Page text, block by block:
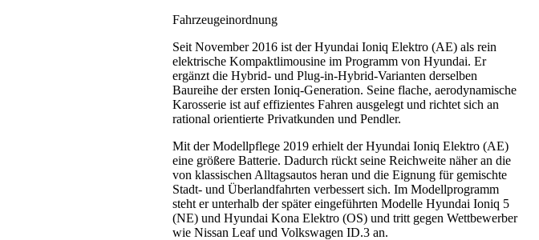
Fahrzeugeinordnung
Seit November 2016 ist der Hyundai Ioniq Elektro (AE) als rein
elektrische Kompaktlimousine im Programm von Hyundai. Er
ergänzt die Hybrid- und Plug-in-Hybrid-Varianten derselben
Baureihe der ersten Ioniq-Generation. Seine flache, aerodynamische
Karosserie ist auf effizientes Fahren ausgelegt und richtet sich an
rational orientierte Privatkunden und Pendler.
Mit der Modellpflege 2019 erhielt der Hyundai Ioniq Elektro (AE)
eine größere Batterie. Dadurch rückt seine Reichweite näher an die
von klassischen Alltagsautos heran und die Eignung für gemischte
Stadt- und Überlandfahrten verbessert sich. Im Modellprogramm
steht er unterhalb der später eingeführten Modelle Hyundai Ioniq 5
(NE) und Hyundai Kona Elektro (OS) und tritt gegen Wettbewerber
wie Nissan Leaf und Volkswagen ID.3 an.